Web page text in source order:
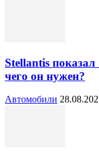
Stellantis
чего он нужен?
Автомобили